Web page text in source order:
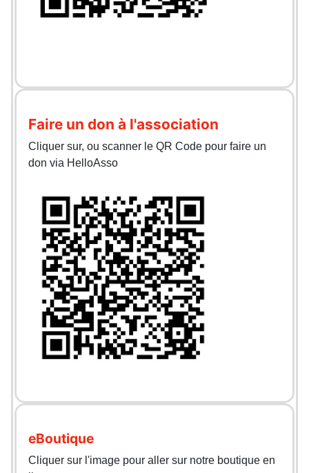
Faire un don à l'association
Cliquer sur, ou scanner le QR Code pour faire un
don via HelloAsso
eBoutique
Cliquer sur l'image pour aller sur notre boutique en